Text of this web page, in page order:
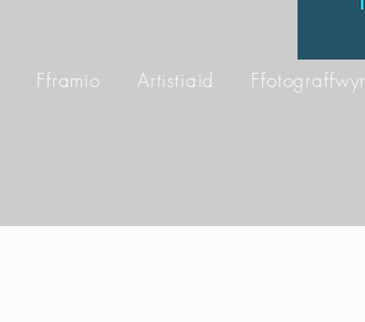
Fframio Artistiaid Ffotograffwyr